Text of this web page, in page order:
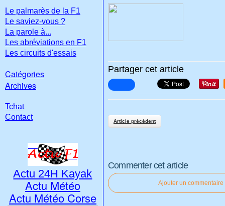
Partager cet article
Article précédent
Commenter cet article
Ajouter un commentaire
Le palmarès de la F1
Le saviez-vous ?
La parole à...
Les abréviations en F1
Les circuits d'essais
Catégories
Archives
Tchat
Contact
Actu 24H Kayak
Actu Météo
Actu Météo Corse